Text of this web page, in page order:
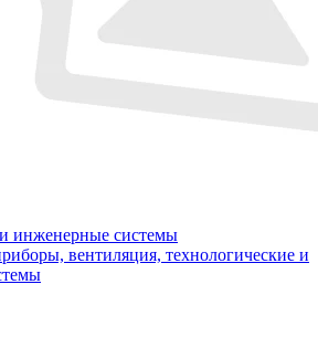
инженерные системы
вентиляция, технологические и